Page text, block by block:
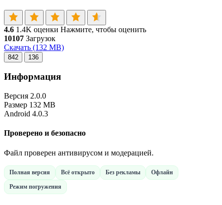
4.6 1.4K оценки Нажмите, чтобы оценить
10107 Загрузок
Скачать (132 MB)
842 136
Информация
Версия 2.0.0
Размер 132 MB
Android 4.0.3
Проверено и безопасно
Файл проверен антивирусом и модерацией.
Полная версия Всё открыто Без рекламы Офлайн
Режим погружения